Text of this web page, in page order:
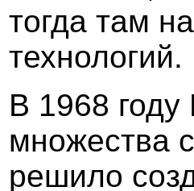
тогда там
технологий.
В 1968
множества
решило